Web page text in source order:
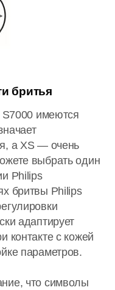
бритья
S7000 имеются
а XS — очень
выбрать один
Philips
бритвы Philips
адаптирует
контакте с кожей
параметров.
что символы